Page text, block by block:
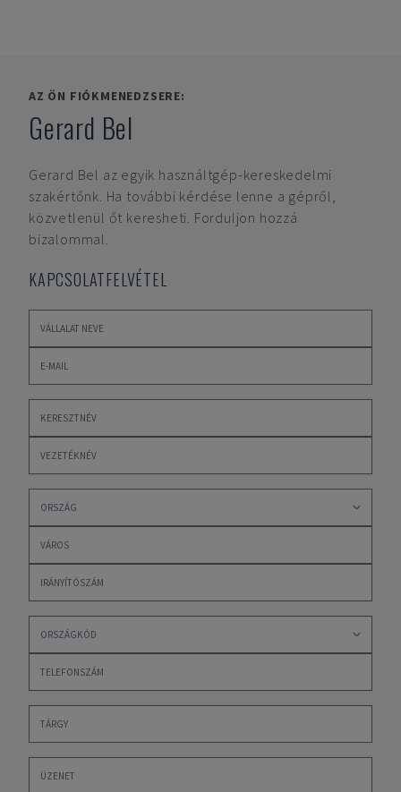
AZ ÖN FIÓKMENEDZSERE:
Gerard Bel
Gerard Bel az egyik használtgép-kereskedelmi
szakértőnk. Ha további kérdése lenne a gépről,
közvetlenül őt keresheti. Forduljon hozzá
bizalommal.
KAPCSOLATFELVÉTEL